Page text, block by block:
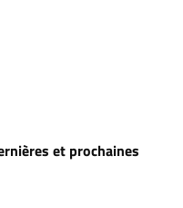
et prochaines